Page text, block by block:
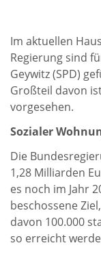
Im aktuellen
Regierung sind
Geywitz (SPD)
Großteil davon
vorgesehen.
Sozialer
Die
1,28 Milliarden
es noch im Jahr
beschossene
davon 100.000
so erreicht